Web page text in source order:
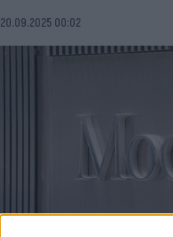
20.09.2025 00:02